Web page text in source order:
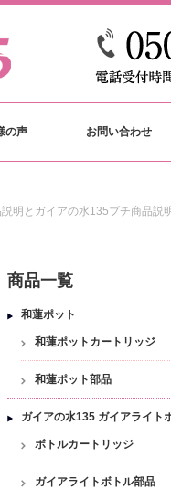
の声 お問い合わせ
明とガイアの水135プチ商品説
商品一覧
和蓮ポット
和蓮ポットカートリッジ
和蓮ポット部品
ガイアの水135 ガイアライト
ボトルカートリッジ
ガイアライトボトル部品